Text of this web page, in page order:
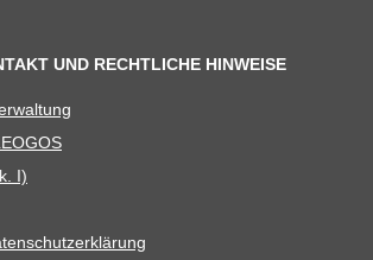
UND RECHTLICHE HINWEISE
I)